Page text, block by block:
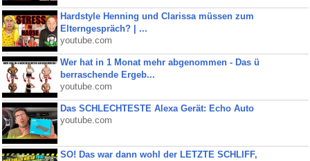
Hardstyle Henning und Clarissa müssen zum
Elterngespräch? | ...
youtube.com
Wer hat in 1 Monat mehr abgenommen - Das ü
berraschende Ergeb...
youtube.com
Das SCHLECHTESTE Alexa Gerät: Echo Auto
youtube.com
SO! Das war dann wohl der LETZTE SCHLIFF,